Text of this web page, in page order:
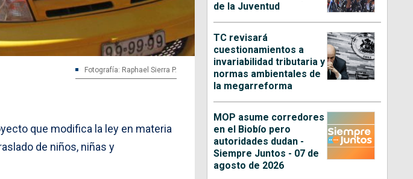
Fotografía: Raphael Sierra P.
que modifica la ley en materia
de niños, niñas y
de la Juventud
TC revisará
cuestionamientos a
invariabilidad tributaria y
normas ambientales de
la megarreforma
MOP asume corredores
en el Biobío pero
autoridades dudan -
Siempre Juntos - 07 de
agosto de 2026